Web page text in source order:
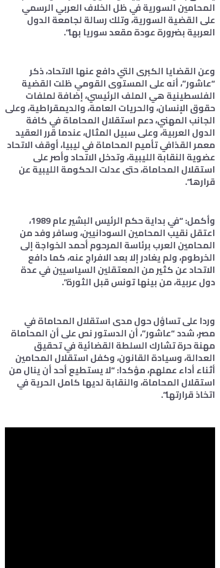
المحامين السورية في ظل الخلاف العربي الرسمي
على القضية السورية، وتلك رسالة لجامعة الدول
العربية بضرورة عودة مقعد سوريا بها”.
وعن القضايا الكبرى التي دافع عنها الاتحاد، ذكر
“عاشور”، أنه على المستوى القومي ظلت القضية
الفلسطينية هي الملف الرئيسي، إضافة لملفات
حقوق الإنسان، والحريات العامة، والديمقراطية، وعلى
الجانب المهني، دعم استقلال المحاماة في كافة
الدول العربية، وعلى سبيل المثال، عندما قرر العقيد
معمر القذافي تأميم المحاماة في ليبيا، أوقف الاتحاد
عضوية النقابة الليبية، وتدخل الاتحاد وأصر على
استقلال المحاماة، حتى عدلت الحكومة الليبية عن
قرارها”.
وأكمل: “في بداية حكم الرئيس البشير عام 1989،
اعتقل نقيب المحامين السودانيين، وسافر وفد من
المحامين العرب برئاسة المرحوم أحمد الخواجة إلى
الخرطوم، ولم يغادر إلا بعد الافراج عنه، كما دافع
الاتحاد عن كثير من المعتقلين السياسيين في عدة
دول عربية، من بينها تونس قبل الثورة”.
وردا على تساؤل حول مدى استقلال المحاماة في
مصر، شدد “عاشور”، أن الدستور نص على أن المحاماة
مهنة حرة تشارك السلطة القضائية في تحقيق
العدالة، وسيادة القانون، وكفل استقلال المحامين
أثناء أداء عملهم، مؤكدا: “لا يستطيع أحد أن ينال من
استقلال المحاماة، والنقابة لديها كامل الحرية في
اتخاذ قرارتها”.